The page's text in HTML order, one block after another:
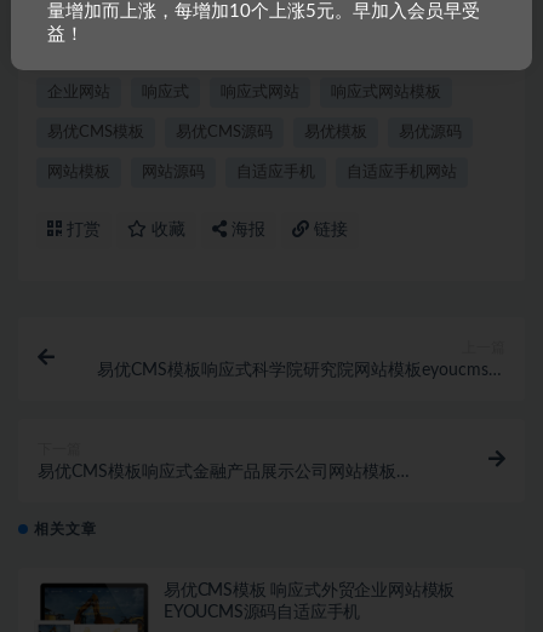
企业网站 响应式 响应式网站 响应式网站模板
易优CMS模板 易优CMS源码 易优模板 易优源码
网站模板 网站源码 自适应手机 自适应手机网站
打赏 收藏 海报 链接
易优CMS模板响应式科学院研究院网站模板eyoucms源
易优CMS模板响应式金融产品展示公司网站模板
相关文章
易优CMS模板 响应式外贸企业网站模板
EYOUCMS源码自适应手机
量增加而上涨，每增加10个上涨5元。早加入会员早受
益！